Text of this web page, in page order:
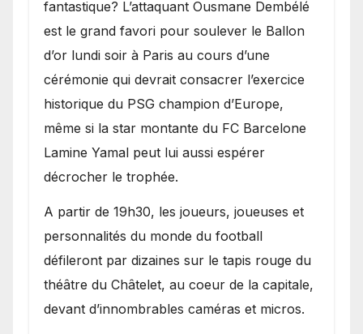
fantastique? L’attaquant Ousmane Dembélé
est le grand favori pour soulever le Ballon
d’or lundi soir à Paris au cours d’une
cérémonie qui devrait consacrer l’exercice
historique du PSG champion d’Europe,
même si la star montante du FC Barcelone
Lamine Yamal peut lui aussi espérer
décrocher le trophée.
A partir de 19h30, les joueurs, joueuses et
personnalités du monde du football
défileront par dizaines sur le tapis rouge du
théâtre du Châtelet, au coeur de la capitale,
devant d’innombrables caméras et micros.